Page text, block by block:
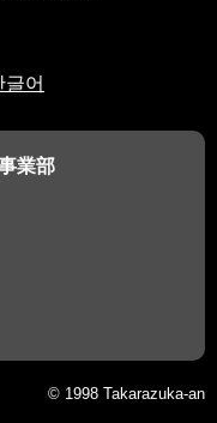
글어
業部
© 1998 Takarazuka-an